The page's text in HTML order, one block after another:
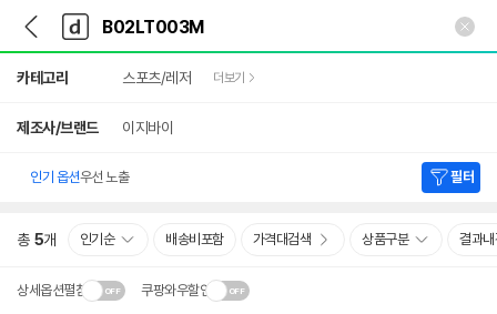
다
나
와
가
기
다
와
메
인
카테고리 스포츠/레저 더보기
제조사/브랜드 이지바이
인기 옵션우선 노출 필터
총 5개 인기순 배송비포함 가격대검색 상품구분 결과
상세옵션펼침 쿠팡와우할인